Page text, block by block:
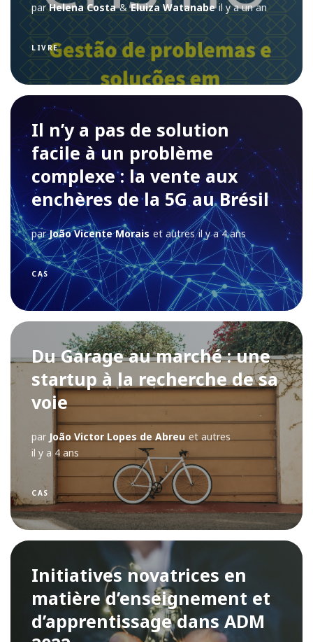
parHelena Costa & Eluiza Watanabe il y a un an
LIVRE
Il n’y a pas de solution
facile à un problème
complexe : la vente aux
enchères de la 5G au Brésil
parJoão Vicente Morais et autres il y a 4 ans
CAS
Du Garage au marché : une
startup à la recherche de sa
voie
par João Victor Lopes de Abreu et autres
il y a 4 ans
CAS
Initiatives novatrices en
matière d’enseignement et
d’apprentissage dans ADM